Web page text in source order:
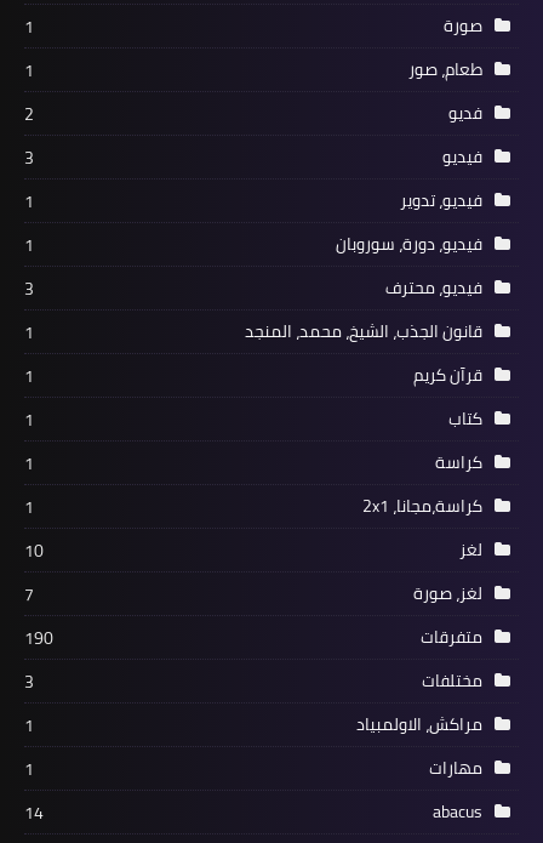
صورة
1
طعام، صور
1
فديو
2
فيديو
3
فيديو، تدوير
1
فيديو، دورة، سوروبان
1
فيديو، محترف
3
قانون الجذب، الشيخ، محمد، المنجد
1
قرآن كريم
1
كتاب
1
كراسة
1
كراسة،مجانا، 2x1
1
لغز
10
لغز، صورة
7
متفرقات
190
مختلفات
3
مراكش، الاولمبياد
1
مهارات
1
abacus
14